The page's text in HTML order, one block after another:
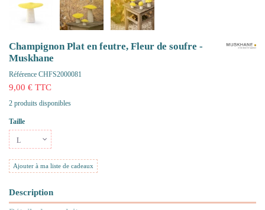
Champignon Plat en feutre, Fleur de soufre -
Muskhane
Référence CHFS2000081
9,00 € TTC
2 produits disponibles
Taille
Ajouter à ma liste de cadeaux
Description